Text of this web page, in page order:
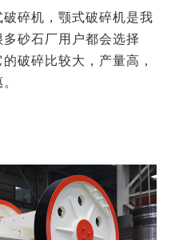
碎机，颚式破碎机是我
砂石厂用户都会选择
破碎比较大，产量高，